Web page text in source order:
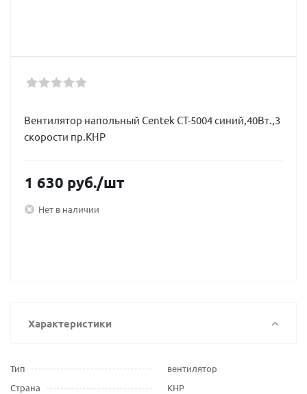
Вентилятор напольный Centek CT-5004 синий,40Вт.,3
скорости пр.КНР
1 630 руб./шт
Нет в наличии
Характеристики
Тип
вентилятор
Страна
КНР